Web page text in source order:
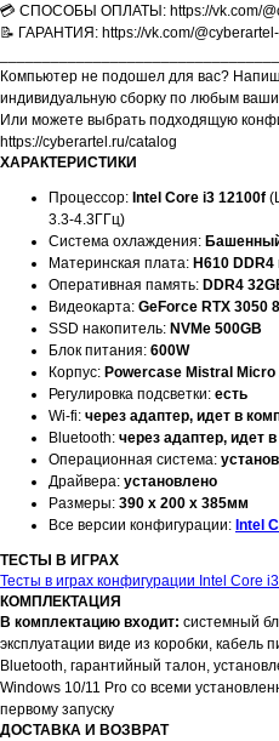
💳 СПОСОБЫ ОПЛАТЫ: https://vk.com/
📝 ГАРАНТИЯ: https://vk.com/
Компьютер не подошел для вас?
индивидуальную сборку по любым
Или можете выбрать подходящую
https://cyberartel.ru/catalog
ХАРАКТЕРИСТИКИ
Процессор: Intel Core i3 12100f
3.3-4.3ГГц)
Система охлаждения:
Материнская плата: H610 DDR4
Оперативная память: DDR4
Видеокарта: GeForce RTX 3050
SSD накопитель: NVMe 500GB
Блок питания: 600W
Корпус: Powercase Mistral Micro
Регулировка подсветки: есть
Wi-fi: через адаптер, идет в
Bluetooth: через адаптер, идет
Операционная система:
Драйвера: установлено
Размеры: 390 x 200 x 385мм
Все версии конфигурации: Intel
ТЕСТЫ В ИГРАХ
Тесты в играх конфигурации Intel Core
КОМПЛЕКТАЦИЯ
В комплектацию входит: системный
эксплуатации виде из коробки, кабель
Bluetooth, гарантийный талон,
Windows 10/11 Pro со всеми
первому запуску
ДОСТАВКА И ВОЗВРАТ